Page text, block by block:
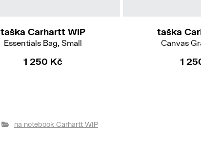
taška Carhartt WIP
Essentials Bag, Small
1 250 Kč
taška
Canvas
1
na notebook Carhartt WIP